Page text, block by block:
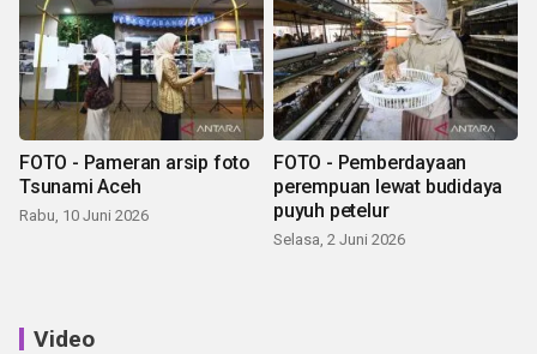
FOTO - Pameran arsip foto
Tsunami Aceh
Rabu, 10 Juni 2026
FOTO - Pemberdayaan
perempuan lewat budidaya
puyuh petelur
Selasa, 2 Juni 2026
Video